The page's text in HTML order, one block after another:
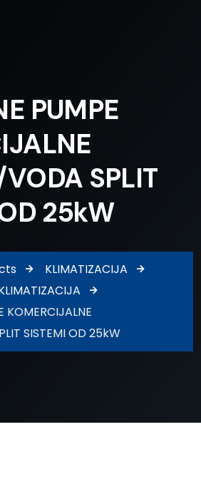
PUMPE
SPLIT
25kW
KLIMATIZACIJA
KOMERCIJALNE
SISTEMI OD 25kW